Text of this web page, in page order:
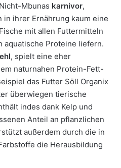
Mbunas karnivor,
ihrer Ernährung kaum eine
mit allen Futtermitteln
aquatische Proteine liefern.
, spielt eine eher
naturnahen Protein-Fett-
das Futter Söll Organix
überwiegen tierische
indes dank Kelp und
Anteil an pflanzlichen
außerdem durch die in
die Herausbildung